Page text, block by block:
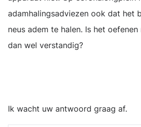
adamhalingsadviezen ook dat het
neus adem te halen. Is het
dan wel verstandig?
Ik wacht uw antwoord graag af.